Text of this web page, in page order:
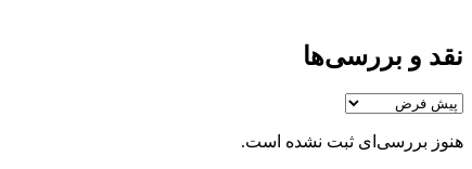
نقد و بررسی‌ها
هنوز بررسی‌ای ثبت نشده است.